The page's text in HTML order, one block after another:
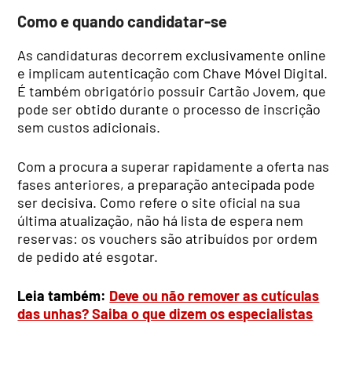
Como e quando candidatar-se
As candidaturas decorrem exclusivamente online
e implicam autenticação com Chave Móvel Digital.
É também obrigatório possuir Cartão Jovem, que
pode ser obtido durante o processo de inscrição
sem custos adicionais.
Com a procura a superar rapidamente a oferta nas
fases anteriores, a preparação antecipada pode
ser decisiva. Como refere o site oficial na sua
última atualização, não há lista de espera nem
reservas: os vouchers são atribuídos por ordem
de pedido até esgotar.
Leia também: Deve ou não remover as cutículas
das unhas? Saiba o que dizem os especialistas